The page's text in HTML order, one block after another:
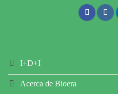
I+D+I
Acerca de Bioera